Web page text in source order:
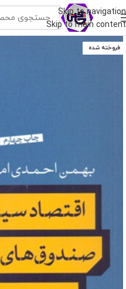
Skip to navigation
Skip to main content
فروخته شده